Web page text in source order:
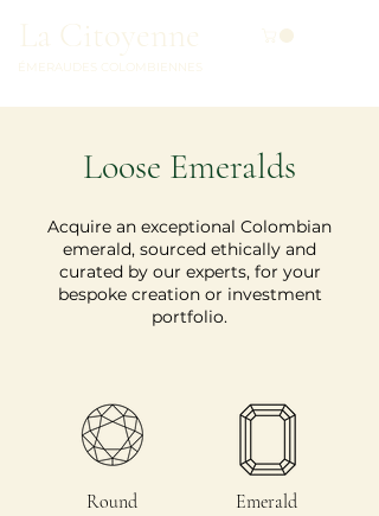
La Citoyenne
ÉMERAUDES COLOMBIENNES
Loose Emeralds
Acquire an exceptional Colombian
emerald, sourced ethically and
curated by our experts, for your
bespoke creation or investment
portfolio.
Round Emerald